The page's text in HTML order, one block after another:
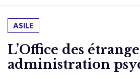
ASILE
L’Office des
administration